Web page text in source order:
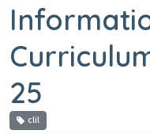
25
clil